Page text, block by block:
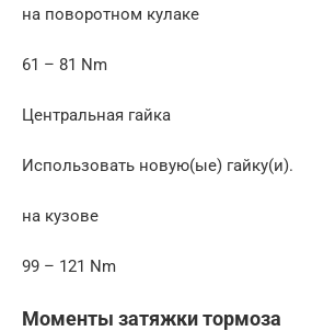
на поворотном кулаке
61 – 81 Nm
Центральная гайка
Использовать новую(ые) гайку(и).
на кузове
99 – 121 Nm
Моменты затяжки тормоза